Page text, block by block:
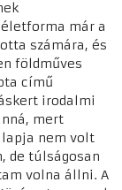
életforma már a
számára, és
földműves
című
irodalmi
mert
nem volt
de túlságosan
volna állni. A